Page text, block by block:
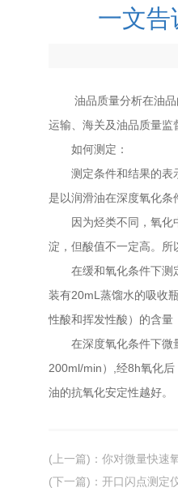
一文告
油品质量分析在油品
运输、海关及油品质量监
如何测定：
测定条件和结果的表示
是以润滑油在深度氧化
因为烃类不同，氧化中
淀，但酸值不一定高。
在缓和氧化条件下测定
装有20mL蒸馏水的吸收
性酸和挥发性酸）的含
在深度氧化条件下微量
200ml/min）,经8h氧化
油的抗氧化安定性越好。
(上一篇) ： 你对微量快速
(下一篇) ： 开口闪点测定